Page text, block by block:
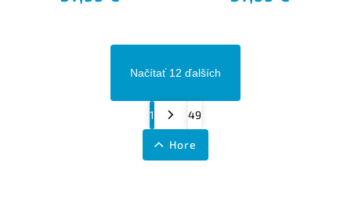
Načítať 12 ďalších
1 49
Hore